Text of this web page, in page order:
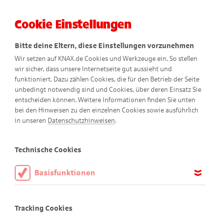
Cooler Stifte-Topper
Tolle Hütchen für bunte Stifte!
liebt sie Schreibgeräte und Stifte aller Art.
Cookie Einstellungen
Bitte deine Eltern, diese Einstellungen vorzunehmen
Wir setzen auf KNAX.de Cookies und Werkzeuge ein. So stellen
wir sicher, dass unsere Internetseite gut aussieht und
funktioniert. Dazu zählen Cookies, die für den Betrieb der Seite
unbedingt notwendig sind und Cookies, über deren Einsatz Sie
entscheiden können. Weitere Informationen finden Sie unten
bei den Hinweisen zu den einzelnen Cookies sowie ausführlich
in unseren Datenschutzhinweisen.
Technische Cookies
Basisfunktionen
aktiviert sein.
Tracking Cookies